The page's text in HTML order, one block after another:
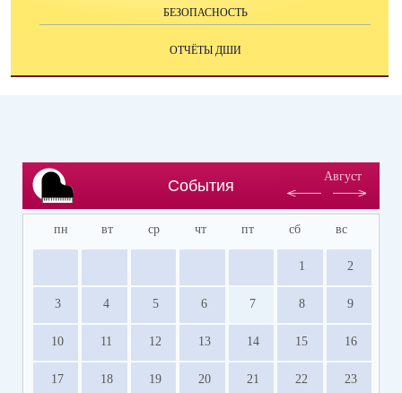
БЕЗОПАСНОСТЬ
ОТЧЁТЫ ДШИ
События
Август
пн вт ср чт пт сб вс
1 2
3 4 5 6 7 8 9
10 11 12 13 14 15 16
17 18 19 20 21 22 23